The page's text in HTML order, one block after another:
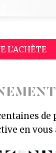
L'ACHÈTE
de
en vous